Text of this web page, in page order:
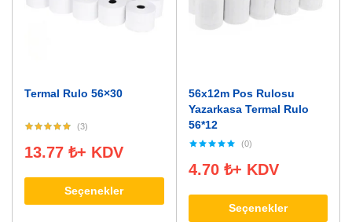
Termal Rulo 56×30
(3)
13.77 ₺+ KDV
Seçenekler
56x12m Pos Rulosu
Yazarkasa Termal Rulo
56*12
(0)
4.70 ₺+ KDV
Seçenekler